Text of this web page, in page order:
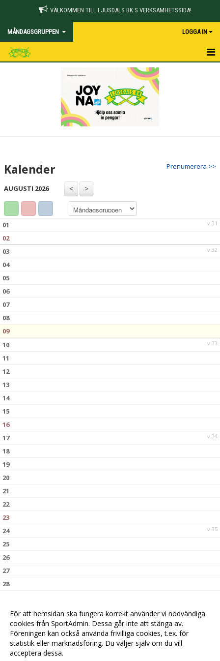
VÄLKOMMEN TILL LJUSDALS BK:S VERKSAMHETSSIDA!
MÅNDAGSGRUPPEN LOGGA IN
Prenumerera >>
Kalender
AUGUSTI 2026
v.31
01
02
v.32
03
04
05
06
07
08
09
v.33
10
11
12
13
14
15
16
v.34
17
18
19
20
21
22
23
v.35
24
25
26
27
28
För att hemsidan ska fungera korrekt använder vi nödvändiga
cookies från SportAdmin. Dessa går inte att stänga av.
Föreningen kan också använda frivilliga cookies, t.ex. för
statistik eller marknadsföring. Du väljer själv om du vill
acceptera dessa.